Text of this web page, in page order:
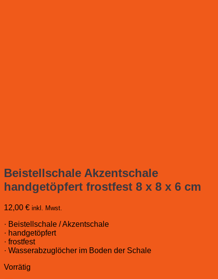
Beistellschale Akzentschale
handgetöpfert frostfest 8 x 8 x 6 cm
12,00 € inkl. Mwst.
· Beistellschale / Akzentschale
· handgetöpfert
· frostfest
· Wasserabzuglöcher im Boden der Schale
Vorrätig